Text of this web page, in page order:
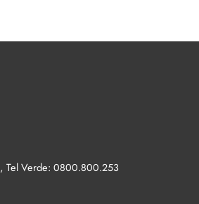
, Tel Verde: 0800.800.253